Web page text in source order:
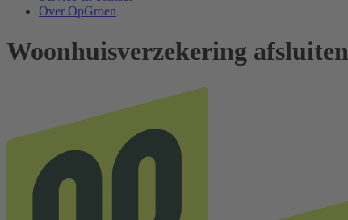
Over OpGroen
Woonhuisverzekering afsluiten